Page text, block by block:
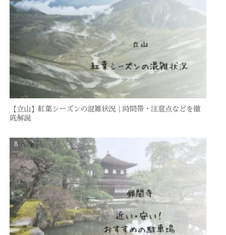
【立山】紅葉シーズンの混雑状況｜時間帯・注意点などを徹
底解説